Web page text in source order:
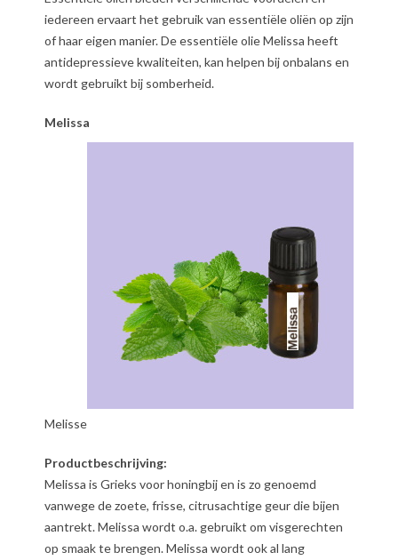
iedereen ervaart het gebruik van essentiële oliën op zijn
of haar eigen manier. De essentiële olie Melissa heeft
antidepressieve kwaliteiten, kan helpen bij onbalans en
wordt gebruikt bij somberheid.
Melissa
Melisse
Productbeschrijving:
Melissa is Grieks voor honingbij en is zo genoemd
vanwege de zoete, frisse, citrusachtige geur die bijen
aantrekt. Melissa wordt o.a. gebruikt om visgerechten
op smaak te brengen. Melissa wordt ook al lang